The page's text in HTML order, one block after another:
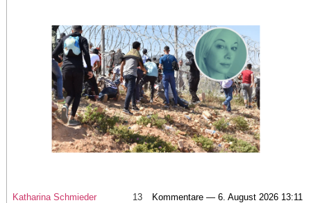
Katharina Schmieder 13 Kommentare — 6. August 2026 13:11